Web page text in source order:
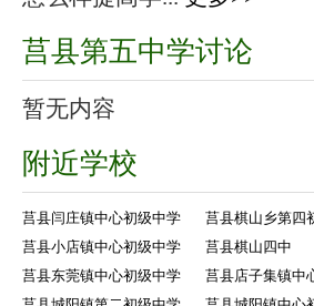
莒县第五中学讨论
暂无内容
附近学校
莒县闫庄镇中心初级中学 莒县棋山乡第四
莒县小店镇中心初级中学
莒县棋山四中
莒县东莞镇中心初级中学
莒县店子集镇中